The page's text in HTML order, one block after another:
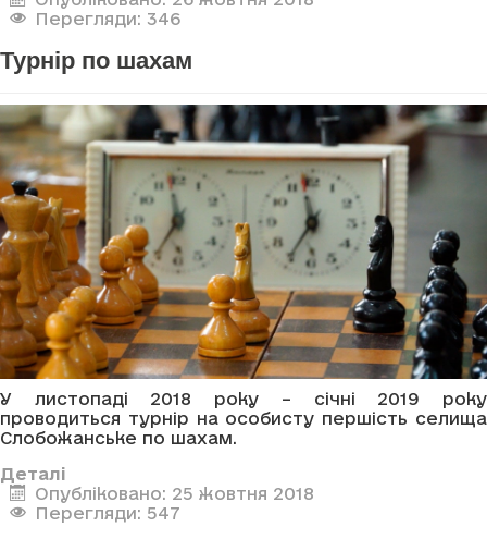
Перегляди: 346
Турнір по шахам
У листопаді 2018 року – січні 2019 року
проводиться турнір на особисту першість селища
Слобожанське по шахам.
Деталі
Опубліковано: 25 жовтня 2018
Перегляди: 547